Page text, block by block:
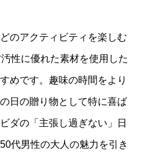
のアクティビティを楽しむ
性に優れた素材を使用した
めです。趣味の時間をより
日の贈り物として特に喜ば
ダの「主張し過ぎない」日
代男性の大人の魅力を引き